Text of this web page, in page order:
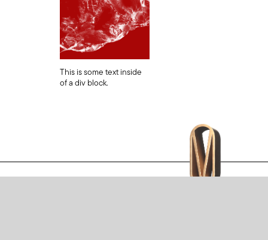
This is some text inside
of a div block.